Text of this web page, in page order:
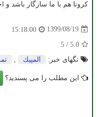
کرونا هم با ما سازگار باشد و
1399/08/19
15:18:00
5.0
/
5
تگهای خبر:
المپیك
این مطلب را می پسندید؟